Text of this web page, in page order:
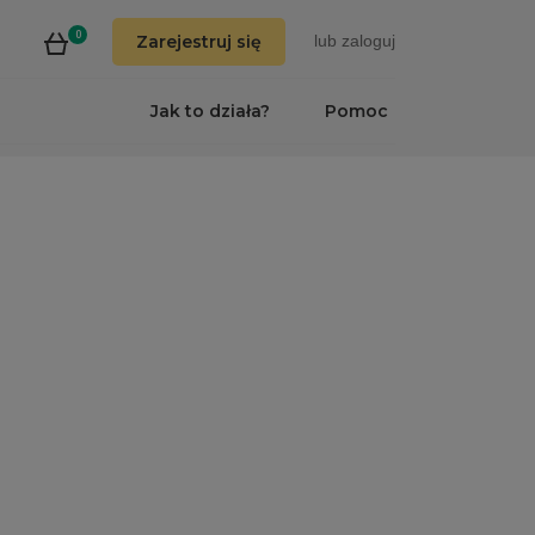
0 Zarejestruj się lub zaloguj
Pomoc
Jak to działa?